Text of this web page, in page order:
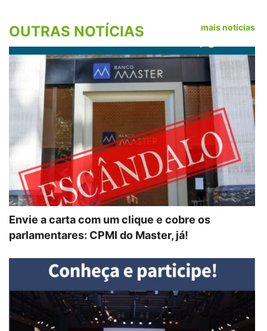
OUTRAS NOTÍCIAS mais noticias
Envie a carta com um clique e cobre os
parlamentares: CPMI do Master, já!